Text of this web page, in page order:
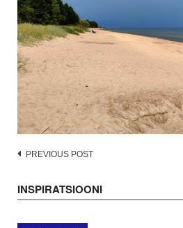
Post
PREVIOUS POST
INSPIRATSIOONI